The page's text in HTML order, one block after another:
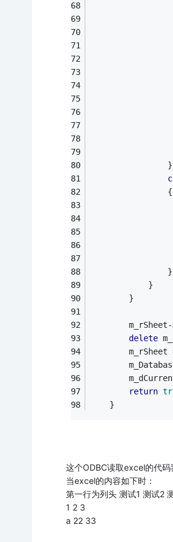
				}
				{
				}
		}
delete
m_rSheet
return
	}
这个ODBC读取excel的代
当excel的内容如下时：
第一行为列头 测试1 测试2
1 2 3
a 22 33